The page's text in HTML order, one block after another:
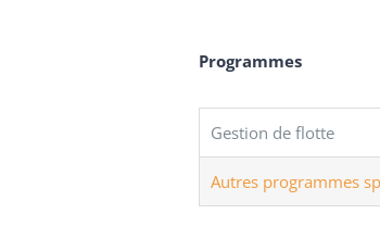
Programmes
Gestion de flotte
Autres programmes